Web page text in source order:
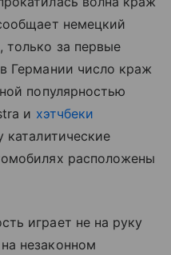
немецкий
только за первые
Германии число краж
популярностью
и хэтчбеки
каталитические
расположены
играет не на руку
незаконном